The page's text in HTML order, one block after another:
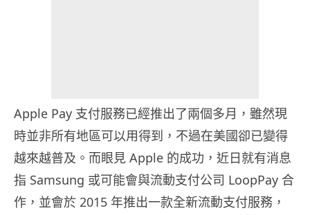
Apple Pay 支付服務已經推出了兩個多月，雖然現
時並非所有地區可以用得到，不過在美國卻已變得
越來越普及。而眼見 Apple 的成功，近日就有消息
指 Samsung 或可能會與流動支付公司 LoopPay 合
作，並會於 2015 年推出一款全新流動支付服務，